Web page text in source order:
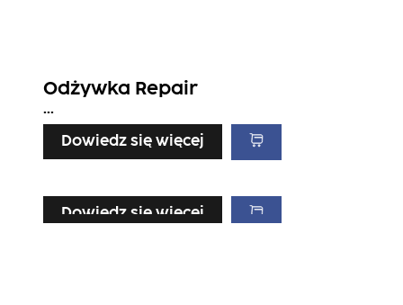
Odżywka Repair
...
Dowiedz się więcej
Dowiedz się więcej